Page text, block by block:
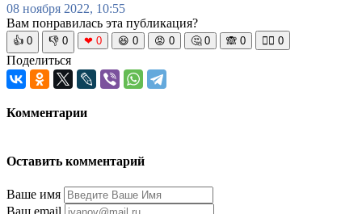
08 ноября 2022, 10:55
Вам понравилась эта публикация?
👍 0 👎 0 ❤ 0 😆 0 😡 0 🤔 0 🙈 0 🧘‍♀️ 0
Поделиться
Комментарии
Оставить комментарий
Ваше имя
Ваш email